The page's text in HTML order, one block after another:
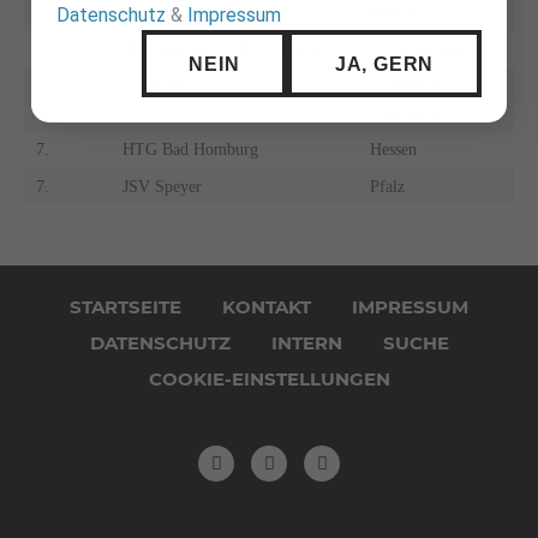
TSV Abensberg
7. HTG Bad Homburg Hessen
7. JSV Speyer Pfalz
überspringenSTARTSEITE KONTAKT
IMPRESSUM
DATENSCHUTZ
INTERN
SUCHE
COOKIE-EINSTELLUNGEN
Datenschutz & Impressum
NEIN JA, GERN